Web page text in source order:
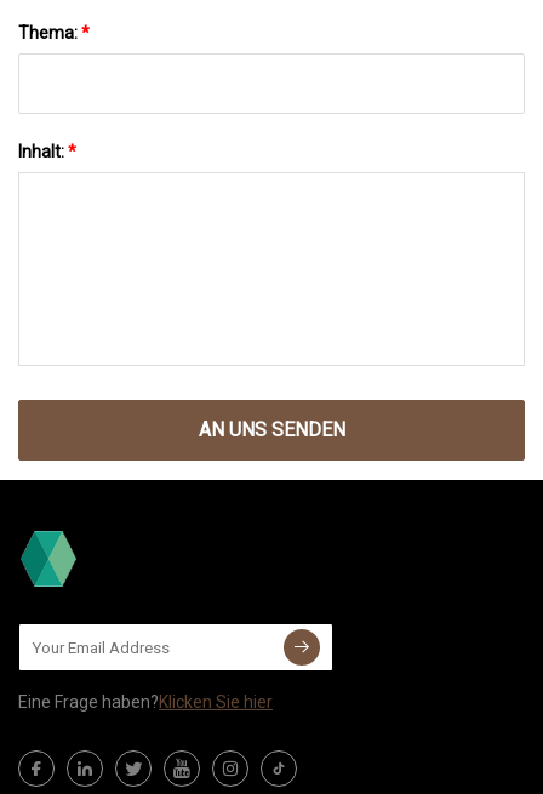
Thema:*
Inhalt:*
AN UNS SENDEN
Eine Frage haben?Klicken Sie hier